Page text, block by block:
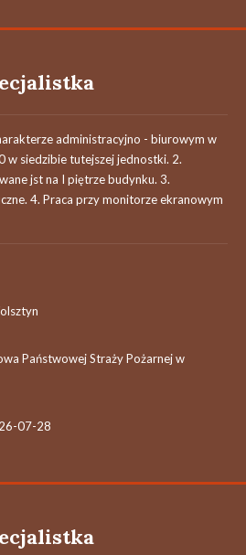
administracyjno - biurowym w
w siedzibie tutejszej jednostki. 2.
jst na I piętrze budynku. 3.
4. Praca przy monitorze ekranowym
Państwowej Straży Pożarnej w
07-28